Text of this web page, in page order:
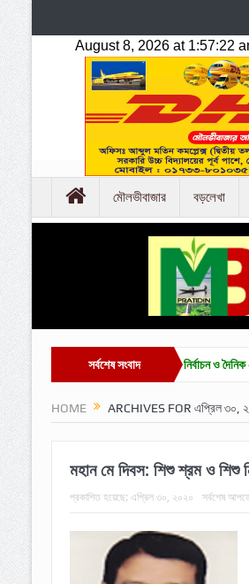
মৌলভীবাজার বড়লেখা
সর্বশেষ সংবাদ
চা-শ্রমিক ইউনিয়ন নির্বাচন ও দৈনিক ৫০০ টাকা মজুরির
HOME ARCHIVES FOR এপ্রিল ৩০,
মহান মে দিবস: শিশু শ্রম ও শিশু
প্রকাশিত হয়েছে: এপ্রিল ৩০, ২০২০ সর্বশেষ